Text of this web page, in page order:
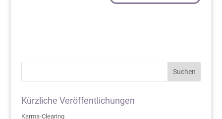
Suchen
Kürzliche Veröffentlichungen
Karma-Clearing